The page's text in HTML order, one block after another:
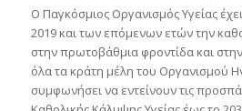
Ο Παγκόσμιος Οργανισμός Υγείας
2019 και των επόμενων ετών την
στην πρωτοβάθμια φροντίδα και
όλα τα κράτη μέλη του Οργανισμού
συμφωνήσει να εντείνουν τις